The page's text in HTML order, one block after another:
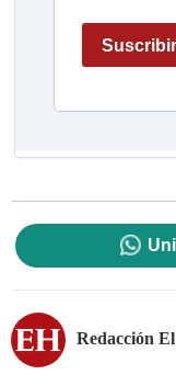
Redacción